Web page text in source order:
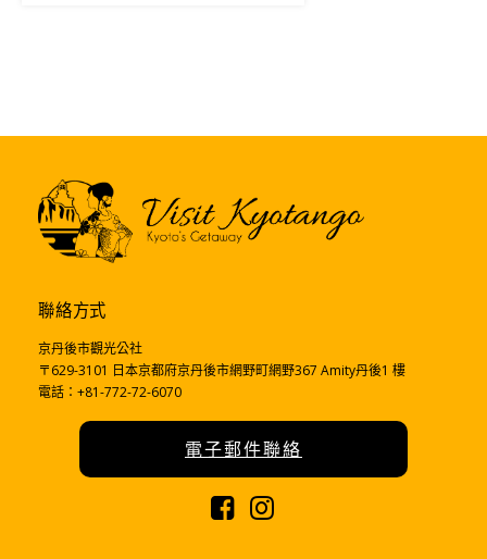
聯絡方式
京丹後市觀光公社
〒629-3101 日本京都府京丹後市網野町網野367 Amity丹後1 樓
電話：+81-772-72-6070
電子郵件聯絡